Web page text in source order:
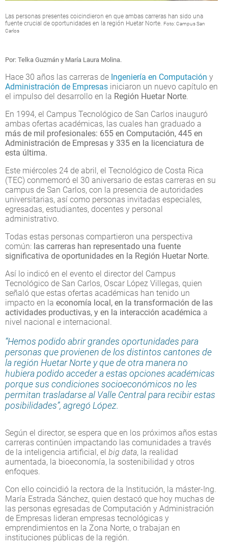
Las personas presentes coicindieron en que ambas carreras han sido una
fuente crucial de oportunidades en la región Huetar Norte. Foto: Campus San
Carlos
Por: Telka Guzmán y María Laura Molina.
Hace 30 años las carreras de Ingeniería en Computación y
Administración de Empresas iniciaron un nuevo capítulo en
el impulso del desarrollo en la Región Huetar Norte.
En 1994, el Campus Tecnológico de San Carlos inauguró
ambas ofertas académicas, las cuales han graduado a
más de mil profesionales: 655 en Computación, 445 en
Administración de Empresas y 335 en la licenciatura de
esta última.
Este miércoles 24 de abril, el Tecnológico de Costa Rica
(TEC) conmemoró el 30 aniversario de estas carreras en su
campus de San Carlos, con la presencia de autoridades
universitarias, así como personas invitadas especiales,
egresadas, estudiantes, docentes y personal
administrativo.
Todas estas personas compartieron una perspectiva
común: las carreras han representado una fuente
significativa de oportunidades en la Región Huetar Norte.
Así lo indicó en el evento el director del Campus
Tecnológico de San Carlos, Oscar López Villegas, quien
señaló que estas ofertas académicas han tenido un
impacto en la economía local, en la transformación de las
actividades productivas, y en la interacción académica a
nivel nacional e internacional.
“Hemos podido abrir grandes oportunidades para
personas que provienen de los distintos cantones de
la región Huetar Norte y que de otra manera no
hubiera podido acceder a estas opciones académicas
porque sus condiciones socioeconómicos no les
permitan trasladarse al Valle Central para recibir estas
posibilidades”, agregó López.
Según el director, se espera que en los próximos años estas
carreras continúen impactando las comunidades a través
de la inteligencia artificial, el big data, la realidad
aumentada, la bioeconomía, la sostenibilidad y otros
enfoques.
Con ello coincidió la rectora de la Institución, la máster-Ing.
María Estrada Sánchez, quien destacó que hoy muchas de
las personas egresadas de Computación y Administración
de Empresas lideran empresas tecnológicas y
emprendimientos en la Zona Norte, o trabajan en
instituciones públicas de la región.